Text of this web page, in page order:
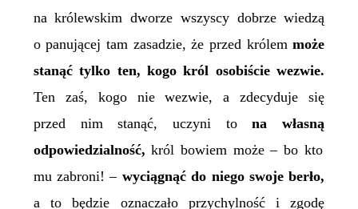
na królewskim dworze wszyscy dobrze wiedzą
o panującej tam zasadzie, że przed królemmoże
stanąć tylko ten, kogo król osobiście wezwie.
Ten zaś, kogo nie wezwie, a zdecyduje się
przed nim stanąć, uczyni tonawłasną
odpowiedzialność, król bowiem może – bo kto
mu zabroni! – wyciągnąć do niego swoje berło,
a to będzie oznaczało przychylność i zgodę